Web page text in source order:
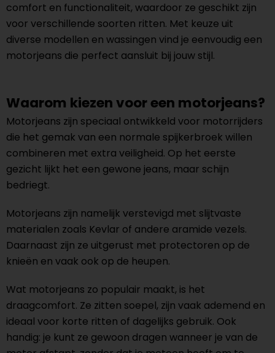
comfort en functionaliteit, waardoor ze geschikt zijn
voor verschillende soorten ritten. Met keuze uit
diverse modellen en wassingen vind je eenvoudig een
motorjeans die perfect aansluit bij jouw stijl.
Waarom kiezen voor een motorjeans?
Motorjeans zijn speciaal ontwikkeld voor motorrijders
die het gemak van een normale spijkerbroek willen
combineren met extra veiligheid. Op het eerste
gezicht lijkt het een gewone jeans, maar schijn
bedriegt.
Motorjeans zijn namelijk verstevigd met slijtvaste
materialen zoals Kevlar of andere aramide vezels.
Daarnaast zijn ze uitgerust met protectoren op de
knieën en vaak ook op de heupen.
Wat motorjeans zo populair maakt, is het
draagcomfort. Ze zitten soepel, zijn vaak ademend en
ideaal voor korte ritten of dagelijks gebruik. Ook
handig: je kunt ze gewoon dragen wanneer je van de